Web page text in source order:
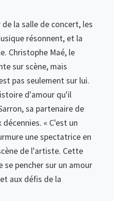
de la salle de concert, les
résonnent, et la
Christophe Maé, le
sur scène, mais
pas seulement sur lui.
d'amour qu'il
sa partenaire de
« C'est un
une spectatrice en
de l'artiste. Cette
pencher sur un amour
aux défis de la